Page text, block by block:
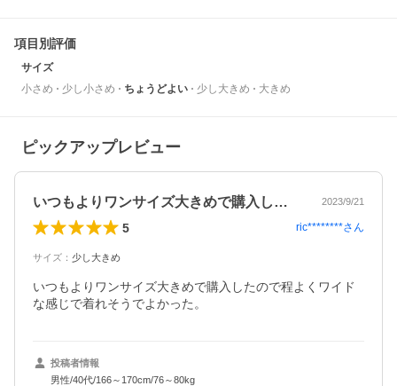
項目別評価
サイズ
小さめ
少し小さめ ちょうどよい 少し大きめ 大きめ
ピックアップレビュー
いつもよりワンサイズ大きめで購入したの… 2023/9/21
5 ric********さん
サイズ ： 少し大きめ
いつもよりワンサイズ大きめで購入したので程よくワイド
な感じで着れそうでよかった。
投稿者情報
男性/40代/166～170cm/76～80kg